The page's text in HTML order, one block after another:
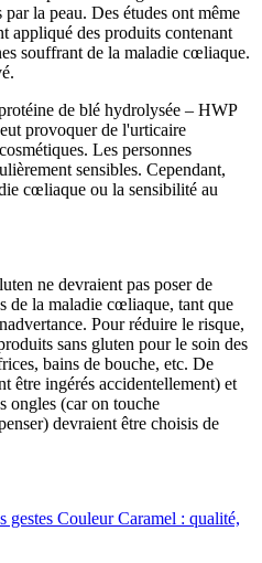
la peau. Des études ont même
appliqué des produits contenant
souffrant de la maladie cœliaque.
de blé hydrolysée – HWP
provoquer de l'urticaire
Les personnes
sensibles. Cependant,
cœliaque ou la sensibilité au
ne devraient pas poser de
de la maladie cœliaque, tant que
Pour réduire le risque,
sans gluten pour le soin des
bains de bouche, etc. De
être ingérés accidentellement) et
ongles (car on touche
devraient être choisis de
gestes Couleur Caramel : qualité,